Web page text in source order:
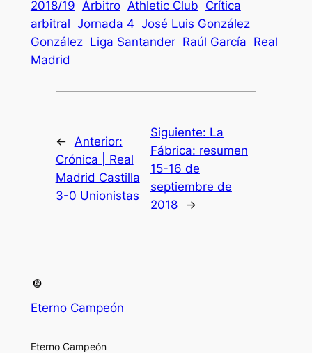
2018/19 Árbitro Athletic Club Crítica
arbitral Jornada 4 José Luis González
González Liga Santander Raúl García Real
Madrid
←
Anterior:
Crónica | Real
Madrid Castilla
3-0 Unionistas
Siguiente: La
Fábrica: resumen
15-16 de
septiembre de
2018
→
Eterno Campeón
Eterno Campeón